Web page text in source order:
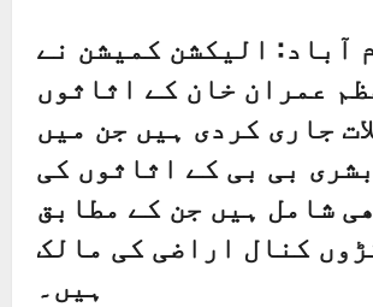
آباد: الیکشن کمیشن نے
عمران خان کے اثاثوں
جاری کردی ہیں جن میں
بی بی کے اثاثوں کی
شامل ہیں جن کے مطابق
کنال اراضی کی مالک
ہیں۔